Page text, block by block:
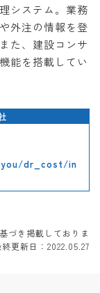
システム。業務
外注の情報を登
た、建設コンサ
能を搭載してい
dr_cost/in
づき掲載しておりま
更新日：2022.05.27